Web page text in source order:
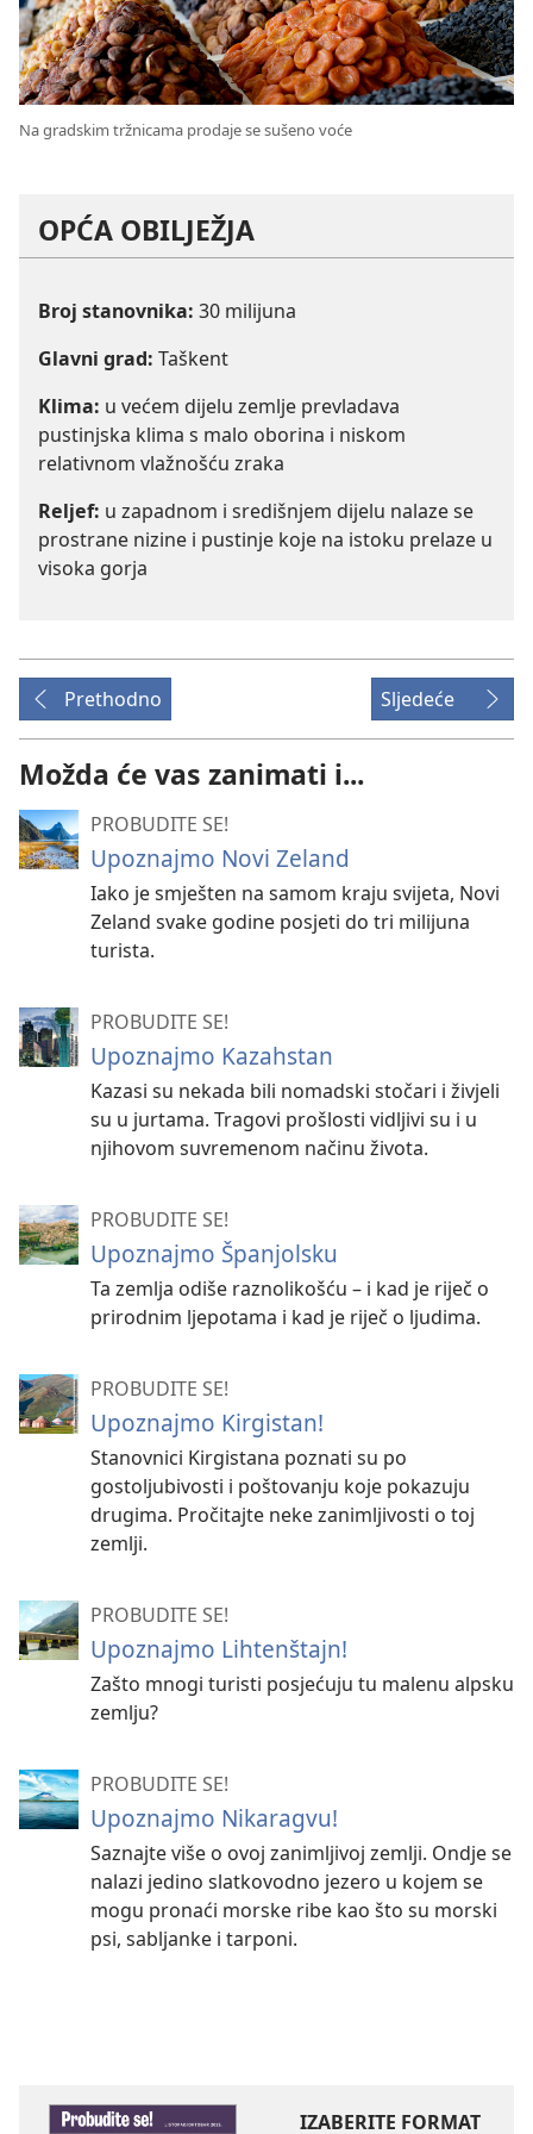
Na gradskim tržnicama prodaje se sušeno voće
OPĆA OBILJEŽJA
Broj stanovnika: 30 milijuna
Glavni grad: Taškent
Klima: u većem dijelu zemlje prevladava
pustinjska klima s malo oborina i niskom
relativnom vlažnošću zraka
Reljef: u zapadnom i središnjem dijelu nalaze se
prostrane nizine i pustinje koje na istoku prelaze u
visoka gorja
Prethodno Sljedeće
Možda će vas zanimati i...
PROBUDITE SE!
Upoznajmo Novi Zeland
Iako je smješten na samom kraju svijeta, Novi
Zeland svake godine posjeti do tri milijuna
turista.
PROBUDITE SE!
Upoznajmo Kazahstan
Kazasi su nekada bili nomadski stočari i živjeli
su u jurtama. Tragovi prošlosti vidljivi su i u
njihovom suvremenom načinu života.
PROBUDITE SE!
Upoznajmo Španjolsku
Ta zemlja odiše raznolikošću – i kad je riječ o
prirodnim ljepotama i kad je riječ o ljudima.
PROBUDITE SE!
Upoznajmo Kirgistan!
Stanovnici Kirgistana poznati su po
gostoljubivosti i poštovanju koje pokazuju
drugima. Pročitajte neke zanimljivosti o toj
zemlji.
PROBUDITE SE!
Upoznajmo Lihtenštajn!
Zašto mnogi turisti posjećuju tu malenu alpsku
zemlju?
PROBUDITE SE!
Upoznajmo Nikaragvu!
Saznajte više o ovoj zanimljivoj zemlji. Ondje se
nalazi jedino slatkovodno jezero u kojem se
mogu pronaći morske ribe kao što su morski
psi, sabljanke i tarponi.
IZABERITE FORMAT